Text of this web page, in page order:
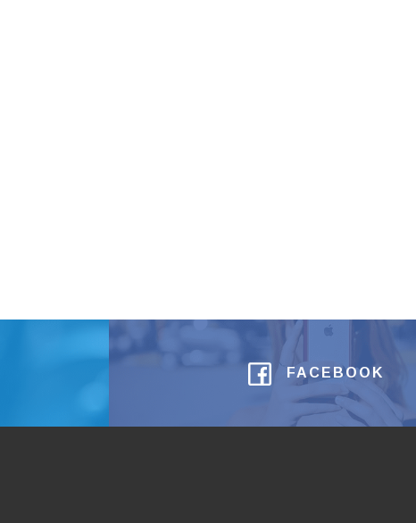
FACEBOOK